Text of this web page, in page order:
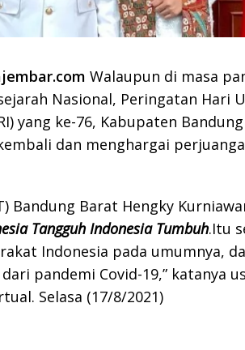
Walaupun di masa
Nasional, Peringatan Hari
yang ke-76, Kabupaten
dan menghargai
Bandung Barat Hengky
Tangguh Indonesia Tumbuh.Itu
Indonesia pada umumnya,
pandemi Covid-19,” katanya
Selasa (17/8/2021)